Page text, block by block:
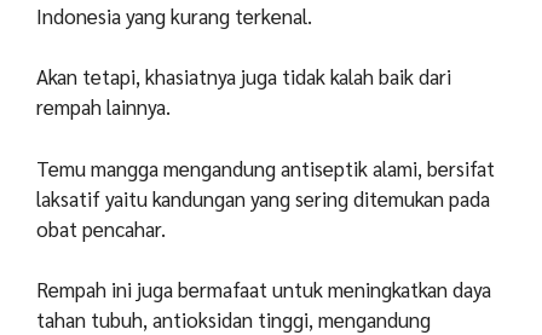
Indonesia yang kurang terkenal.
Akan tetapi, khasiatnya juga tidak kalah baik dari
rempah lainnya.
Temu mangga mengandung antiseptik alami, bersifat
laksatif yaitu kandungan yang sering ditemukan pada
obat pencahar.
Rempah ini juga bermafaat untuk meningkatkan daya
tahan tubuh, antioksidan tinggi, mengandung